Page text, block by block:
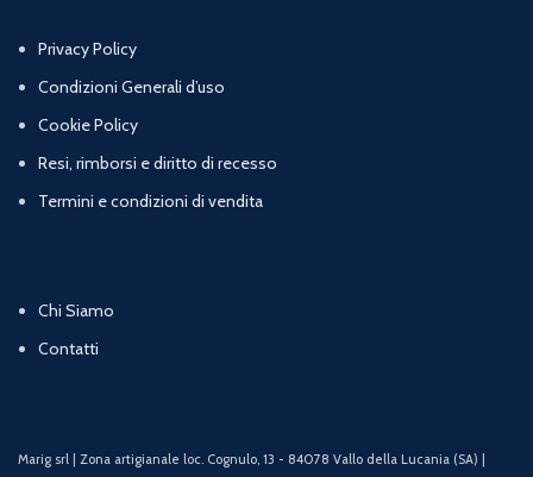
Privacy Policy
Condizioni Generali d’uso
Cookie Policy
Resi, rimborsi e diritto di recesso
Termini e condizioni di vendita
Chi Siamo
Contatti
Marig srl | Zona artigianale loc. Cognulo, 13 - 84078 Vallo della Lucania (SA) |